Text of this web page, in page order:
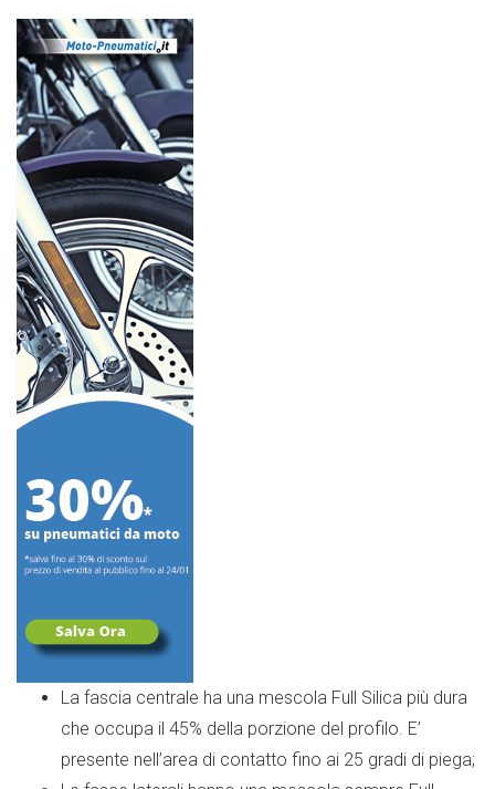
La fascia centrale ha una mescola Full Silica più dura
che occupa il 45% della porzione del profilo. E’
presente nell’area di contatto fino ai 25 gradi di piega;